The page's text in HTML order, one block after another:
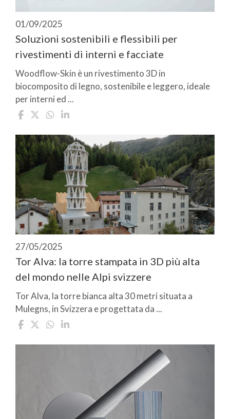
01/09/2025
Soluzioni sostenibili e flessibili per
rivestimenti di interni e facciate
Woodflow-Skin è un rivestimento 3D in
biocomposito di legno, sostenibile e leggero, ideale
per interni ed ...
27/05/2025
Tor Alva: la torre stampata in 3D più alta
del mondo nelle Alpi svizzere
Tor Alva, la torre bianca alta 30 metri situata a
Mulegns, in Svizzera e progettata da ...